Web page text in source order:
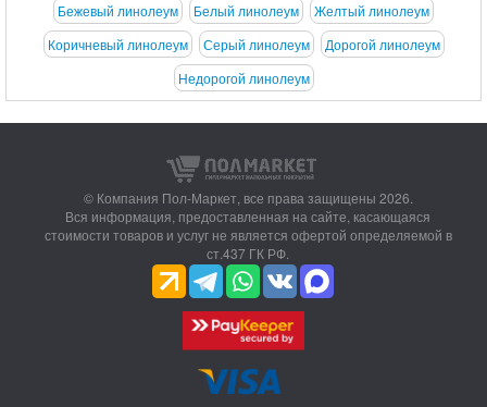
Бежевый линолеум
Белый линолеум
Желтый линолеум
Коричневый линолеум
Серый линолеум
Дорогой линолеум
Недорогой линолеум
© Компания Пол-Маркет, все права защищены 2026.
Вся информация, предоставленная на сайте, касающаяся
стоимости товаров и услуг не является офертой определяемой в
ст.437 ГК РФ.